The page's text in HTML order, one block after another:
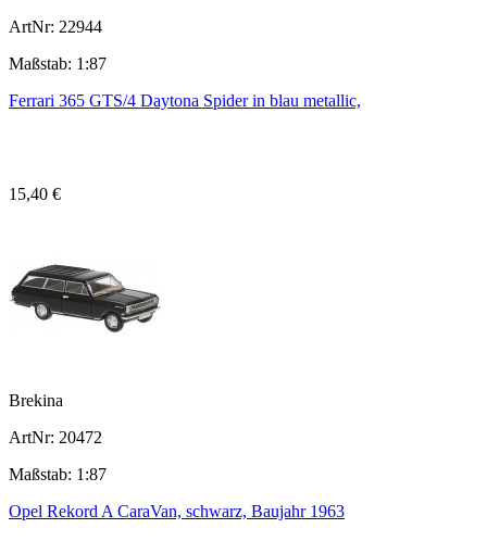
ArtNr: 22944
Maßstab: 1:87
Ferrari 365 GTS/4 Daytona Spider in blau metallic,
15,40 €
Brekina
ArtNr: 20472
Maßstab: 1:87
Opel Rekord A CaraVan, schwarz, Baujahr 1963